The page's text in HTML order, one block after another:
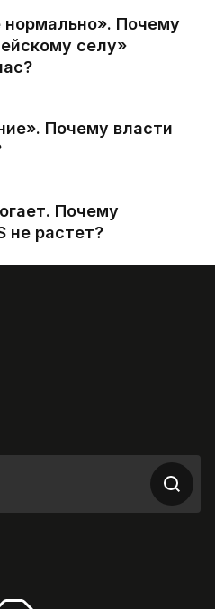
нормально». Почему
селу»
Почему власти
Почему
не растет?